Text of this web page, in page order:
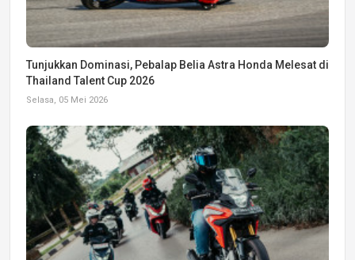
Tunjukkan Dominasi, Pebalap Belia Astra Honda Melesat di
Thailand Talent Cup 2026
Selasa, 05 Mei 2026